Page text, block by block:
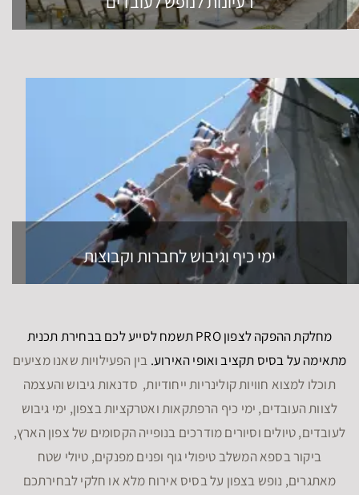
ימי כיף וגיבוש לחברות וקבוצות
מחלקת ההפקה לצפון PRO תשמח לסייע לכם בבחירת תכנית
מתאימה על בסיס תקציב ואופי האירוע. בין הפעילויות שאנו מציעים
תוכלו למצוא חוויות קולינריות ייחודיות, סדנאות גיבוש והעצמה
לצוות העובדים, ימי כיף הרפתקאות ואטרקציות בצפון, ימי גיבוש
לעובדים, טיולים וסיורים מודרכים בנופייה הקסומים של צפון הארץ,
ביקור בספא המשלב טיפולי גוף ופנים מפנקים, טיולי שטח
מאתגרים, נופש בצפון על בסיס אירוח מלא או חלקי לבחירתכם